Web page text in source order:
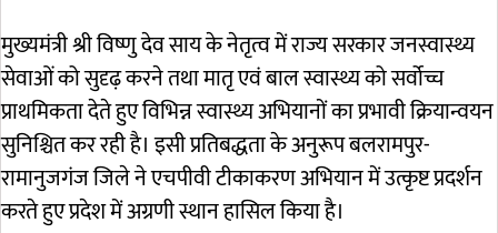
मुख्यमंत्री श्री विष्णु देव साय के नेतृत्व में राज्य सरकार जनस्वास्थ्य
सेवाओं को सुदृढ़ करने तथा मातृ एवं बाल स्वास्थ्य को सर्वोच्च
प्राथमिकता देते हुए विभिन्न स्वास्थ्य अभियानों का प्रभावी क्रियान्वयन
सुनिश्चित कर रही है। इसी प्रतिबद्धता के अनुरूप बलरामपुर-
रामानुजगंज जिले ने एचपीवी टीकाकरण अभियान में उत्कृष्ट प्रदर्शन
करते हुए प्रदेश में अग्रणी स्थान हासिल किया है।